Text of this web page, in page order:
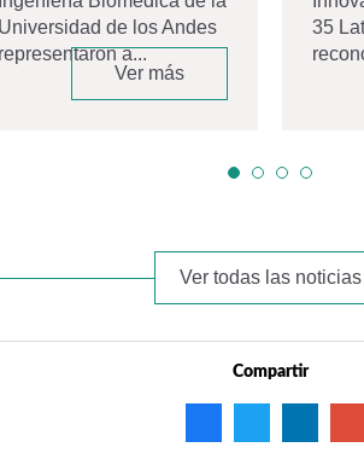
Universidad de los Andes
representaron a...
Ver más
35
Ver todas las noticias
Compartir